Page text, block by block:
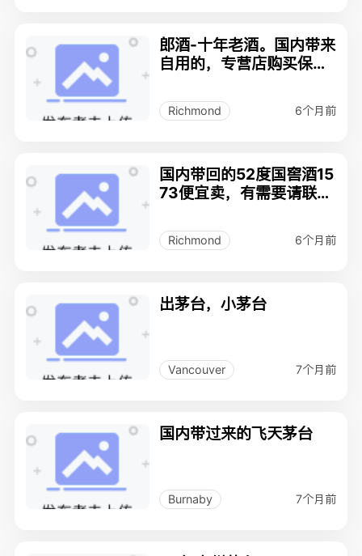
郎酒-十年老酒。国内带来
自用的，专营店购买保证
390刀。Richmond自
提。
Richmond 6个月前
国内带回的52度国窖酒15
73便宜卖，有需要请联系
Richmond 6个月前
出茅台，小茅台
Vancouver 7个月前
国内带过来的飞天茅台
Burnaby 7个月前